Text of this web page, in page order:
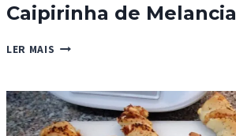
Caipirinha de Melancia
LER MAIS CAIPIRINHA